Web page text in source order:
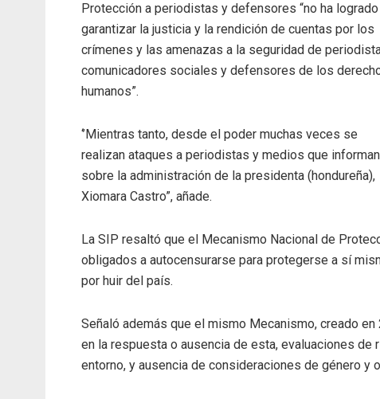
Protección a periodistas y defensores “no ha logrado
garantizar la justicia y la rendición de cuentas por los
crímenes y las amenazas a la seguridad de
comunicadores sociales y defensores de los
humanos”.
‘’Mientras tanto, desde el poder muchas veces se
realizan ataques a periodistas y medios que informan
sobre la administración de la presidenta (hondureña),
Xiomara Castro”, añade.
La SIP resaltó que el Mecanismo Nacional de
obligados a autocensurarse para protegerse a sí
por huir del país.
Señaló además que el mismo Mecanismo, creado
en la respuesta o ausencia de esta, evaluaciones de
entorno, y ausencia de consideraciones de género y